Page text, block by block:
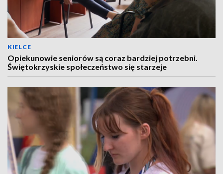
KIELCE
Opiekunowie seniorów są coraz bardziej potrzebni.
Świętokrzyskie społeczeństwo się starzeje